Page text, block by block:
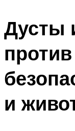
Дусты
и